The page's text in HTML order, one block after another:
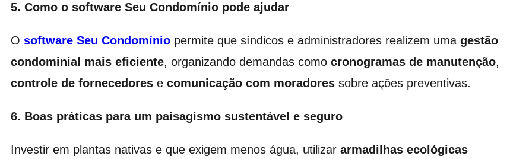
5. Como o software Seu Condomínio pode ajudar
O software Seu Condomínio permite que síndicos e administradores realizem uma gestão
condominial mais eficiente, organizando demandas como cronogramas de manutenção,
controle de fornecedores e comunicação com moradores sobre ações preventivas.
6. Boas práticas para um paisagismo sustentável e seguro
Investir em plantas nativas e que exigem menos água, utilizar armadilhas ecológicas